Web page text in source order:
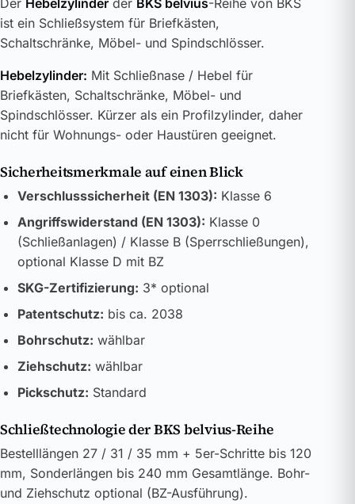
ist ein Schließsystem für Briefkästen,
Schaltschränke, Möbel- und Spindschlösser.
Hebelzylinder: Mit Schließnase / Hebel für
Briefkästen, Schaltschränke, Möbel- und
Spindschlösser. Kürzer als ein Profilzylinder, daher
nicht für Wohnungs- oder Haustüren geeignet.
Sicherheitsmerkmale auf einen Blick
Verschlusssicherheit (EN 1303): Klasse 6
Angriffswiderstand (EN 1303): Klasse 0
(Schließanlagen) / Klasse B (Sperrschließungen),
optional Klasse D mit BZ
SKG-Zertifizierung: 3* optional
Patentschutz: bis ca. 2038
Bohrschutz: wählbar
Ziehschutz: wählbar
Pickschutz: Standard
Schließtechnologie der BKS belvius-Reihe
Bestelllängen 27 / 31 / 35 mm + 5er-Schritte bis 120
mm, Sonderlängen bis 240 mm Gesamtlänge. Bohr-
und Ziehschutz optional (BZ-Ausführung).